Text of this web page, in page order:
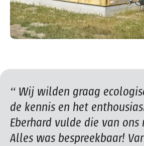
Wij wilden graag
de kennis en het
Eberhard vulde die van ons
Alles was bespreekbaar!